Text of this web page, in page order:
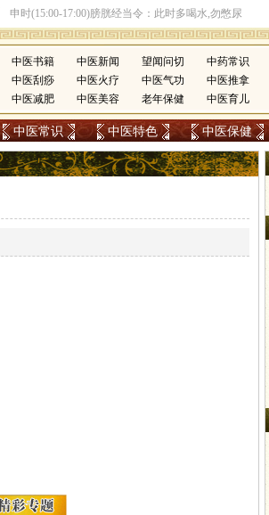
中医书籍 中医新闻 望闻问切 中药常识
中医刮痧 中医火疗 中医气功 中医推拿
中医减肥 中医美容 老年保健 中医育儿
中医常识 中医特色 中医保健